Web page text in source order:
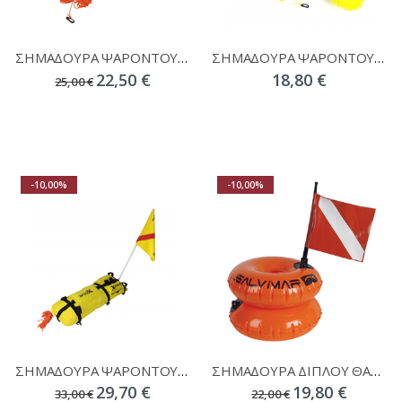
ΣΗΜΑΔΟΥΡΑ ΨΑΡΟΝΤΟΥΦΕΚΟΥ ΜΟΝΟΥ ΘΑΛΑΜΟΥ UNIGREEN
25,00 € 22,50 €
ΣΗΜΑΔΟΥΡΑ ΨΑΡΟΝΤΟΥΦΕΚΟΥ ΜΟΝΟΥ ΘΑΛΑΜΟΥ TORPEDO APNEA
18,80 €
-10,00%
ΣΗΜΑΔΟΥΡΑ ΨΑΡΟΝΤΟΥΦΕΚΟΥ X-DIVE PVC ΝΑΥΛΟΝ ΚΑΛΥΜΜΑ ΠΛΑΚΕ ΚΙΤΡΙΝΗ
33,00 € 29,70 €
-10,00%
ΣΗΜΑΔΟΥΡΑ ΔΙΠΛΟΥ ΘΑΛΑΜΟΥ SALVI BOA
22,00 € 19,80 €